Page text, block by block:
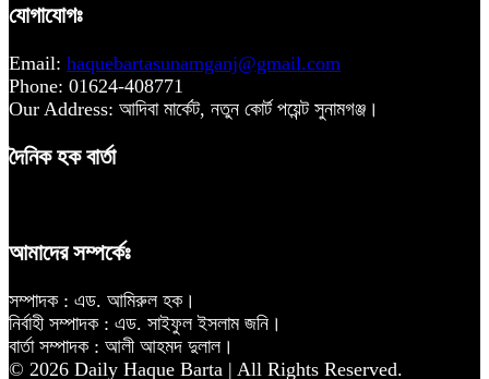
যোগাযোগঃ
Email: haquebartasunamganj@gmail.com
Phone: 01624-408771
Our Address: আদিবা মার্কেট, নতুন কোর্ট পয়েন্ট সুনামগঞ্জ।
দৈনিক হক বার্তা
আমাদের সম্পর্কেঃ
সম্পাদক : এড. আমিরুল হক।
নির্বাহী সম্পাদক : এড. সাইফুল ইসলাম জনি।
বার্তা সম্পাদক : আলী আহমদ দুলাল।
© 2026 Daily Haque Barta | All Rights Reserved.